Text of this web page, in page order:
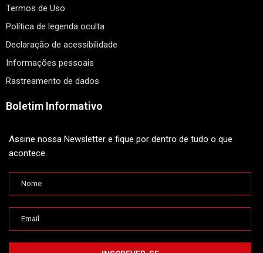
Termos de Uso
Política de legenda oculta
Declaração de acessibilidade
Informações pessoais
Rastreamento de dados
Boletim Informativo
Assine nossa Newsletter e fique por dentro de tudo o que
acontece.